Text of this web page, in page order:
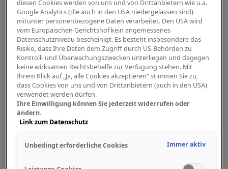
diesen Cookies werden von uns und von Drittanbietern wie u.a.
Google Analytics (die auch in den USA niedergelassen sind)
mitunter personenbezogene Daten verarbeitet. Den USA wird
vom Europäischen Gerichtshof kein angemessenes
Datenschutzniveau bescheinigt. Es besteht insbesondere das
Risiko, dass Ihre Daten dem Zugriff durch US-Behörden zu
Kontroll- und Überwachungszwecken unterliegen und dagegen
keine wirksamen Rechtsbehelfe zur Verfügung stehen. Mit
Ihrem Klick auf „Ja, alle Cookies akzeptieren“ stimmen Sie zu,
dass Cookies von uns und von Drittanbietern (auch in den USA)
verwendet werden dürfen.
Ihre Einwilligung können Sie jederzeit widerrufen oder
ändern.
Link zum Datenschutz
Unbedingt erforderliche Cookies Immer aktiv